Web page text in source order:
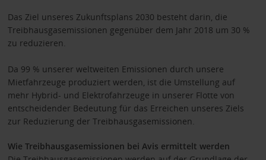
Das Ziel unseres Zukunftsplans 2030 besteht darin, die
Treibhausgasemissionen gegenüber dem Jahr 2018 um 30 %
zu reduzieren.
Da 99 % unserer weltweiten Emissionen durch unsere
Mietfahrzeuge produziert werden, ist die Umstellung auf
mehr Hybrid- und Elektrofahrzeuge in unserer Flotte von
entscheidender Bedeutung für das Erreichen unseres Ziels
zur Reduzierung der Treibhausgasemissionen.
Wie Treibhausgasemissionen bei Avis ermittelt werden